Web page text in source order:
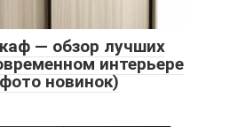
— обзор лучших
интерьере
новинок)